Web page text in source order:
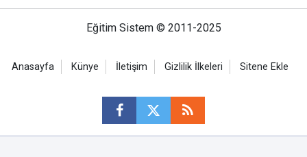
Eğitim Sistem © 2011-2025
Anasayfa Künye İletişim Gizlilik İlkeleri Sitene Ekle